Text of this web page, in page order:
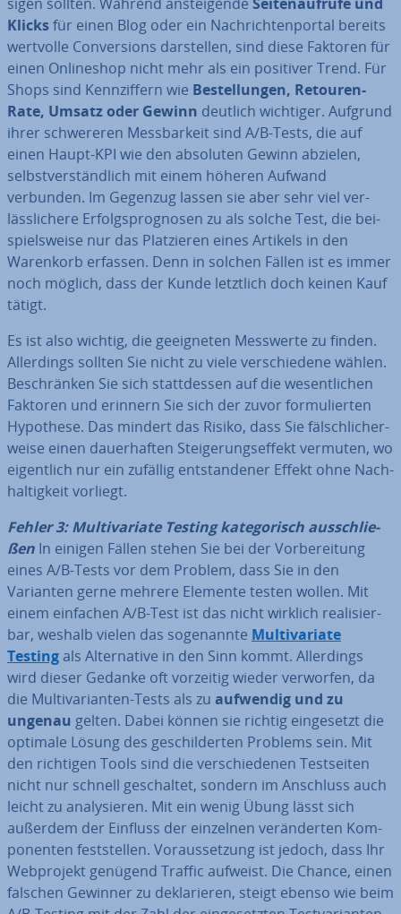
Klicksfür einen Blog oder ein Nach­rich­ten­por­tal bereits
wertvolle Con­ver­si­ons dar­stel­len, sind diese Faktoren für
einen On­line­shop nicht mehr als ein positiver Trend. Für
Shops sind Kenn­zif­fern wie Be­stel­lun­gen, Retouren-
Rate, Umsatz oder Gewinn deutlich wichtiger. Aufgrund
ihrer schwe­re­ren Mess­bar­keit sind A/B-Tests, die auf
einen Haupt-KPI wie den absoluten Gewinn abzielen,
selbst­ver­ständ­lich mit einem höheren Aufwand
verbunden. Im Gegenzug lassen sie aber sehr viel ver­
läss­li­che­re Er­folgs­pro­gno­sen zu als solche Test, die bei­
spiels­wei­se nur das Plat­zie­ren eines Artikels in den
Warenkorb erfassen. Denn in solchen Fällen ist es immer
noch möglich, dass der Kunde letztlich doch keinen Kauf
tätigt.
Es ist also wichtig, die ge­eig­ne­ten Messwerte zu finden.
Al­ler­dings sollten Sie nicht zu viele ver­schie­de­ne wählen.
Be­schrän­ken Sie sich statt­des­sen auf die we­sent­li­chen
Faktoren und erinnern Sie sich der zuvor for­mu­lier­ten
Hypothese. Das mindert das Risiko, dass Sie fälsch­li­cher­
wei­se einen dau­er­haf­ten Stei­ge­rungs­ef­fekt vermuten, wo
ei­gent­lich nur ein zufällig ent­stan­de­ner Effekt ohne Nach­
hal­tig­keit vorliegt.
Fehler 3: Mul­ti­va­ria­te Testing ka­te­go­risch aus­schlie­
ßen In einigen Fällen stehen Sie bei der Vor­be­rei­tung
eines A/B-Tests vor dem Problem, dass Sie in den
Varianten gerne mehrere Elemente testen wollen. Mit
einem einfachen A/B-Test ist das nicht wirklich rea­li­sier­
bar, weshalb vielen das so­ge­nann­te Mul­ti­va­ria­te
Testingals Al­ter­na­ti­ve in den Sinn kommt. Al­ler­dings
wird dieser Gedanke oft vorzeitig wieder verworfen, da
die Mul­ti­va­ri­an­ten-Tests als zu aufwendig und zu
ungenau gelten. Dabei können sie richtig ein­ge­setzt die
optimale Lösung des ge­schil­der­ten Problems sein. Mit
den richtigen Tools sind die ver­schie­de­nen Test­sei­ten
nicht nur schnell ge­schal­tet, sondern im Anschluss auch
leicht zu ana­ly­sie­ren. Mit ein wenig Übung lässt sich
außerdem der Einfluss der einzelnen ver­än­der­ten Kom­
po­nen­ten fest­stel­len. Vor­aus­set­zung ist jedoch, dass Ihr
Web­pro­jekt genügend Traffic aufweist. Die Chance, einen
falschen Gewinner zu de­kla­rie­ren, steigt ebenso wie beim